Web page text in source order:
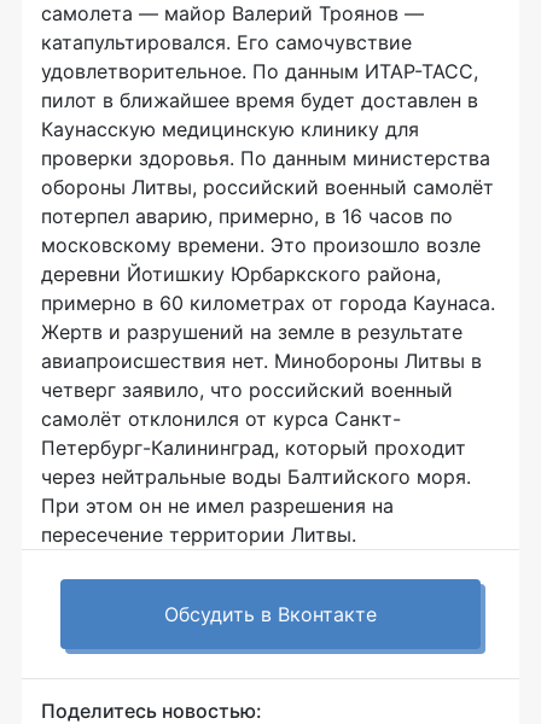
самолета — майор Валерий Троянов —
катапультировался. Его самочувствие
удовлетворительное. По данным ИТАР-ТАСС,
пилот в ближайшее время будет доставлен в
Каунасскую медицинскую клинику для
проверки здоровья. По данным министерства
обороны Литвы, российский военный самолёт
потерпел аварию, примерно, в 16 часов по
московскому времени. Это произошло возле
деревни Йотишкиу Юрбаркского района,
примерно в 60 километрах от города Каунаса.
Жертв и разрушений на земле в результате
авиапроисшествия нет. Минобороны Литвы в
четверг заявило, что российский военный
самолёт отклонился от курса Санкт-
Петербург-Калининград, который проходит
через нейтральные воды Балтийского моря.
При этом он не имел разрешения на
пересечение территории Литвы.
Обсудить в Вконтакте
Поделитесь новостью: